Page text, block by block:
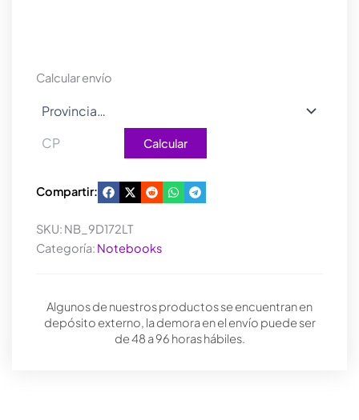
Calcular envío
Calcular
Compartir:
SKU: NB_9D172LT
Categoría: Notebooks
Algunos de nuestros productos se encuentran en
depósito externo, la demora en el envío puede ser
de 48 a 96 horas hábiles.